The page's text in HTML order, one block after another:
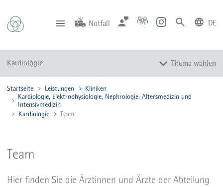
Notfall
Notfall Zentrale Anfahrt
DE
Kardiologie Thema wählen
Überblick
Tagesklinik
Team
Bettenstationen
Heart Failure Unit
Startseite Leistungen
Kliniken
Kardiologie, Elektrophysiologie, Nephrologie, Altersmedizin und
Intensivmedizin
Kardiologie
Team
Team
Hier finden Sie die Ärztinnen und Ärzte der Abteilung